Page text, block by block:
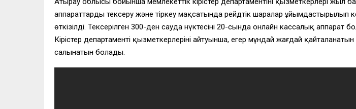
аппараттарды тексеру және тіркеу мақсатында рейдтік шаралар ұйымдастырылып
өткізілді. Тексерілген 300-ден сауда нүктесінің 20-сында онлайн кассалық
Кірістер департаменті қызметкерлерінің айтуынша, егер мұндай жағдай
салынатын болады.